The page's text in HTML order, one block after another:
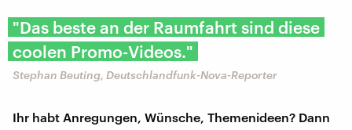
"Das beste an der Raumfahrt sind diese
coolen Promo-Videos."
Stephan Beuting, Deutschlandfunk-Nova-Reporter
Ihr habt Anregungen, Wünsche, Themenideen? Dann